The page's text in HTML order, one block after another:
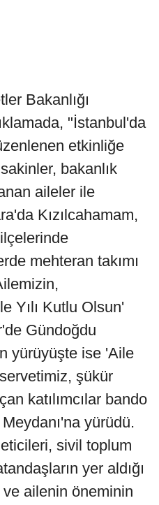
Bakanlığı
"İstanbul'da
etkinliğe
bakanlık
aileler ile
Kızılcahamam,
mehteran takımı
Yılı Kutlu Olsun'
Gündoğdu
yürüyüşte ise 'Aile
şükür
katılımcılar bando
yürüdü.
sivil toplum
yer aldığı
ve ailenin öneminin